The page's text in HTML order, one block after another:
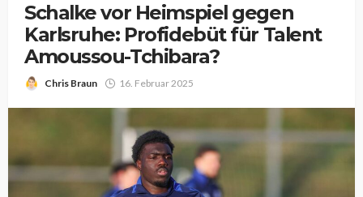
Schalke vor Heimspiel gegen
Karlsruhe: Profidebüt für Talent
Amoussou-Tchibara?
Chris Braun 16. Februar 2025